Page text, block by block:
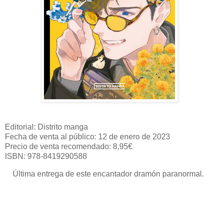
Editorial: Distrito manga
Fecha de venta al público: 12 de enero de 2023
Precio de venta recomendado: 8,95€
ISBN: 978-8419290588
Última entrega de este encantador dramón paranormal.